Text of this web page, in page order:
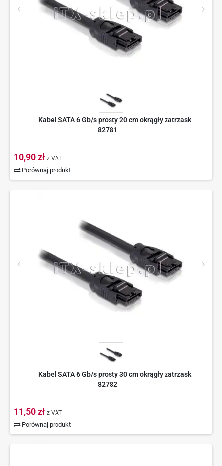
Kabel SATA 6 Gb/s prosty 20 cm okrągły zatrzask
82781
10,90 zł z VAT
Porównaj produkt
Kabel SATA 6 Gb/s prosty 30 cm okrągły zatrzask
82782
11,50 zł z VAT
Porównaj produkt